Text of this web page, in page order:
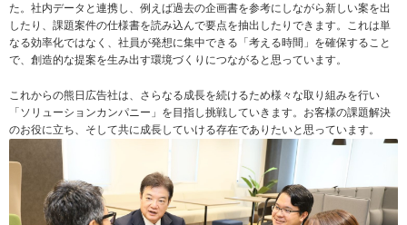
た。社内データと連携し、例えば過去の企画書を参考にしながら新しい案を出
したり、課題案件の仕様書を読み込んで要点を抽出したりできます。これは単
なる効率化ではなく、社員が発想に集中できる「考える時間」を確保すること
で、創造的な提案を生み出す環境づくりにつながると思っています。
これからの熊日広告社は、さらなる成長を続けるため様々な取り組みを行い
「ソリューションカンパニー」を目指し挑戦していきます。お客様の課題解決
のお役に立ち、そして共に成長していける存在でありたいと思っています。